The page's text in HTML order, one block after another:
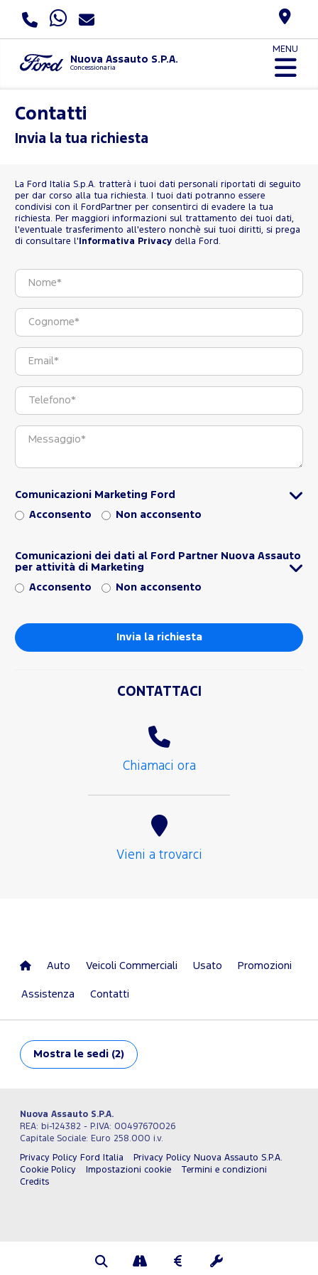
Nuova Assauto S.P.A.
Concessionaria
MENU
Contatti
Invia la tua richiesta
La Ford Italia S.p.A. tratterà i tuoi dati personali riportati di seguito
per dar corso alla tua richiesta. I tuoi dati potranno essere
condivisi con il FordPartner per consentirci di evadere la tua
richiesta. Per maggiori informazioni sul trattamento dei tuoi dati,
l'eventuale trasferimento all'estero nonchè sui tuoi diritti, si prega
di consultare l' Informativa Privacy della Ford.
Comunicazioni Marketing Ford
Acconsento Non acconsento
Comunicazioni dei dati al Ford Partner Nuova Assauto
per attività di Marketing
Acconsento Non acconsento
CONTATTACI
Chiamaci ora
Vieni a trovarci
Auto Veicoli Commerciali Usato Promozioni
Assistenza Contatti
Mostra le sedi (2)
Nuova Assauto S.P.A.
REA: bi-124382 - P.IVA: 00497670026
Capitale Sociale: Euro 258.000 i.v.
Privacy Policy Ford Italia
Privacy Policy Nuova Assauto S.P.A.
Cookie Policy
Impostazioni cookie
Termini e condizioni
Credits